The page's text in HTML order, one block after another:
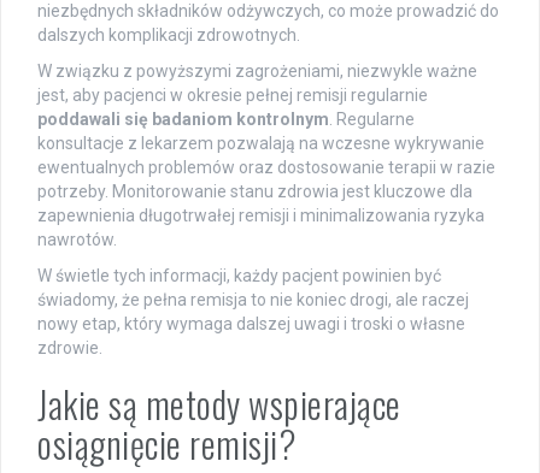
niezbędnych składników odżywczych, co może prowadzić do
dalszych komplikacji zdrowotnych.
W związku z powyższymi zagrożeniami, niezwykle ważne
jest, aby pacjenci w okresie pełnej remisji regularnie
poddawali się badaniom kontrolnym. Regularne
konsultacje z lekarzem pozwalają na wczesne wykrywanie
ewentualnych problemów oraz dostosowanie terapii w razie
potrzeby. Monitorowanie stanu zdrowia jest kluczowe dla
zapewnienia długotrwałej remisji i minimalizowania ryzyka
nawrotów.
W świetle tych informacji, każdy pacjent powinien być
świadomy, że pełna remisja to nie koniec drogi, ale raczej
nowy etap, który wymaga dalszej uwagi i troski o własne
zdrowie.
Jakie są metody wspierające
osiągnięcie remisji?